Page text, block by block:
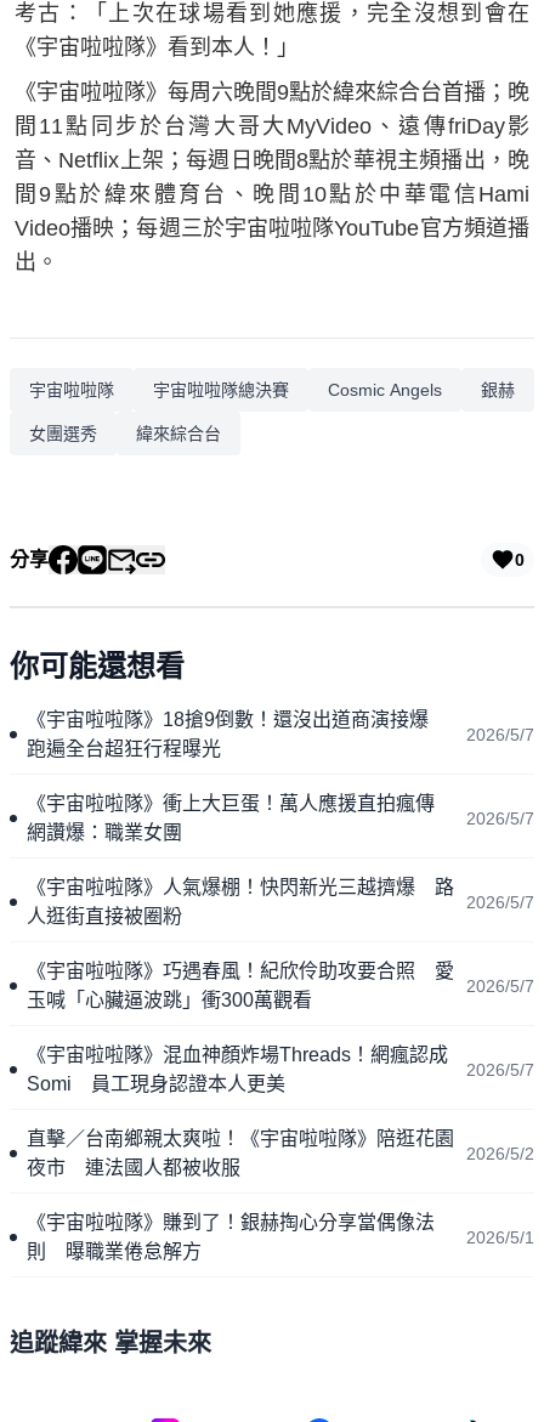
考古：「上次在球場看到她應援，完全沒想到會在
《宇宙啦啦隊》看到本人！」
《宇宙啦啦隊》每周六晚間9點於緯來綜合台首播；晚
間11點同步於台灣大哥大MyVideo、遠傳friDay影
音、Netflix上架；每週日晚間8點於華視主頻播出，晚
間9點於緯來體育台、晚間10點於中華電信Hami
Video播映；每週三於宇宙啦啦隊YouTube官方頻道播
出。
宇宙啦啦隊 宇宙啦啦隊總決賽 Cosmic Angels 銀赫
女團選秀 緯來綜合台
分享 0
你可能還想看
《宇宙啦啦隊》18搶9倒數！還沒出道商演接爆
跑遍全台超狂行程曝光
2026/5/7
《宇宙啦啦隊》衝上大巨蛋！萬人應援直拍瘋傳
網讚爆：職業女團
2026/5/7
《宇宙啦啦隊》人氣爆棚！快閃新光三越擠爆 路
人逛街直接被圈粉
2026/5/7
《宇宙啦啦隊》巧遇春風！紀欣伶助攻要合照 愛
玉喊「心臟逼波跳」衝300萬觀看
2026/5/7
《宇宙啦啦隊》混血神顏炸場Threads！網瘋認成
Somi 員工現身認證本人更美
2026/5/7
直擊／台南鄉親太爽啦！《宇宙啦啦隊》陪逛花園
夜市 連法國人都被收服
2026/5/2
《宇宙啦啦隊》賺到了！銀赫掏心分享當偶像法
則 曝職業倦怠解方
2026/5/1
追蹤緯來 掌握未來